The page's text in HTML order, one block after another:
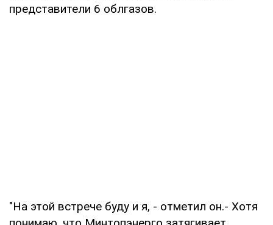
представители 6 облгазов.
"На этой встрече буду и я, - отметил он.- Хотя